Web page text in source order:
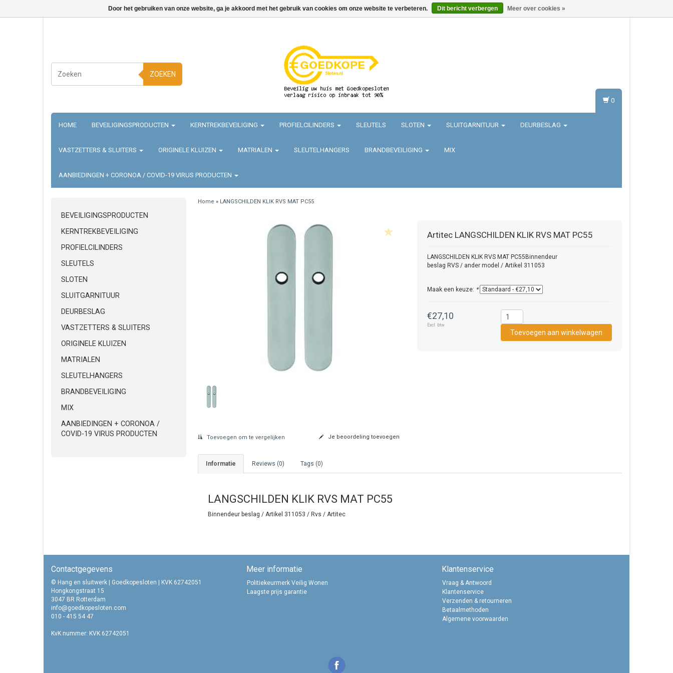
ZOEKEN
HOME BEVEILIGINGSPRODUCTEN KERNTREKBEVEILIGING PROFIELCILINDERS SLEUTELS SLOTEN SLUITGARNITUUR DEURBESLAG
VASTZETTERS & SLUITERS ORIGINELE KLUIZEN MATRIALEN SLEUTELHANGERS BRANDBEVEILIGING MIX
AANBIEDINGEN + CORONOA / COVID-19 VIRUS PRODUCTEN
0
BEVEILIGINGSPRODUCTEN
KERNTREKBEVEILIGING
PROFIELCILINDERS
SLEUTELS
SLOTEN
SLUITGARNITUUR
DEURBESLAG
VASTZETTERS & SLUITERS
ORIGINELE KLUIZEN
MATRIALEN
SLEUTELHANGERS
BRANDBEVEILIGING
MIX
AANBIEDINGEN + CORONOA /
COVID-19 VIRUS PRODUCTEN
Home » LANGSCHILDEN KLIK RVS MAT PC55
Artitec LANGSCHILDEN KLIK RVS MAT PC55
LANGSCHILDEN KLIK RVS MAT PC55Binnendeur
beslag RVS / ander model / Artikel 311053
Maak een keuze: *
€27,10
Excl. btw
Toevoegen om te vergelijken Je beoordeling toevoegen
Informatie Reviews (0) Tags (0)
LANGSCHILDEN KLIK RVS MAT PC55
Binnendeur beslag / Artikel 311053 / Rvs / Artitec
Contactgegevens
© Hang en sluitwerk | Goedkopesloten | KVK 62742051
Hongkongstraat 15
3047 BR Rotterdam
info@goedkopesloten.com
010 - 415 54 47
KvK nummer: KVK 62742051
Meer informatie
Politiekeurmerk Veilig Wonen
Laagste prijs garantie
Klantenservice
Vraag & Antwoord
Klantenservice
Verzenden & retourneren
Betaalmethoden
Algemene voorwaarden
Door het gebruiken van onze website, ga je akkoord met het gebruik van cookies om onze website te verbeteren. Dit bericht verbergen Meer over cookies »